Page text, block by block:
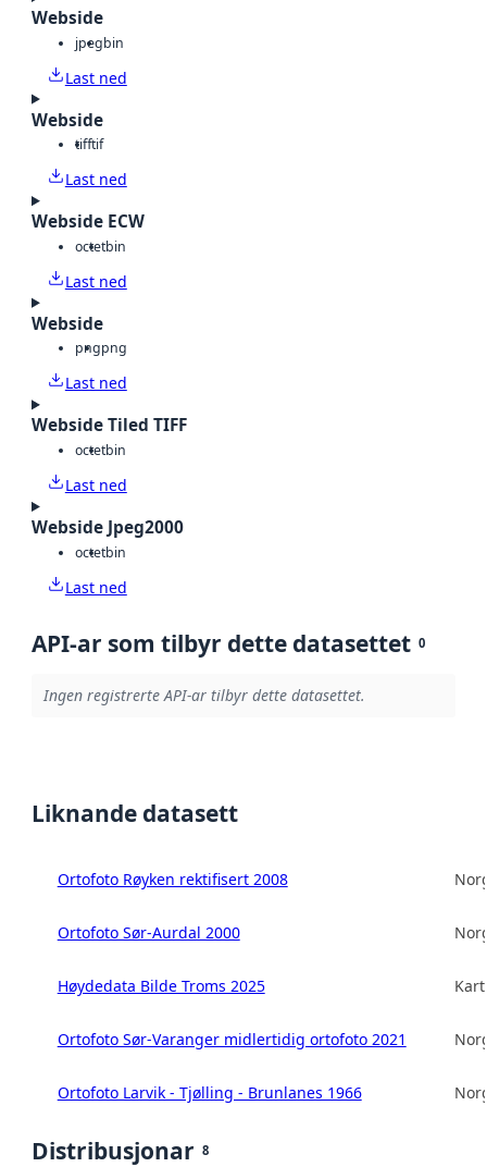
Webside
jpegbin
Last ned
Webside
tifftif
Last ned
Webside ECW
octetbin
Last ned
Webside
pngpng
Last ned
Webside Tiled TIFF
octetbin
Last ned
Webside Jpeg2000
octetbin
Last ned
API-ar som tilbyr dette datasettet 0
Ingen registrerte API-ar tilbyr dette datasettet.
Liknande datasett
Ortofoto Røyken rektifisert 2008
Ortofoto Sør-Aurdal 2000
Høydedata Bilde Troms 2025
Ortofoto Sør-Varanger midlertidig ortofoto 2021
Ortofoto Larvik - Tjølling - Brunlanes 1966
Distribusjonar 8